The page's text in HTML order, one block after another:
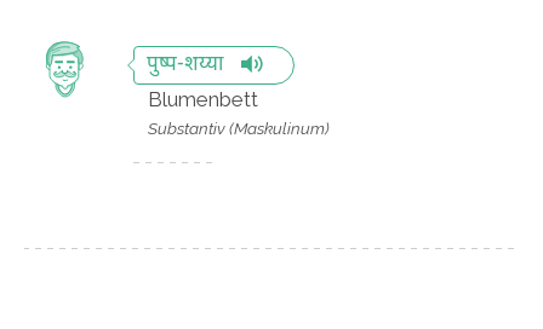
पुष्प-शय्या
Blumenbett
Substantiv (Maskulinum)